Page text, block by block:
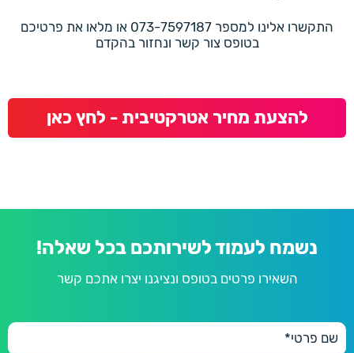
התקשרו אלינו למספר 073-7597187 או מלאו את פרטיכם
בטופס צור קשר ונחזור בהקדם
להצעת מחיר אטרקטיבית - לחץ כאן
נשמח לעמוד לשירותכם בכל שאלה!
השאירו פרטים בטופס ונציגנו יצרו אתכם קשר